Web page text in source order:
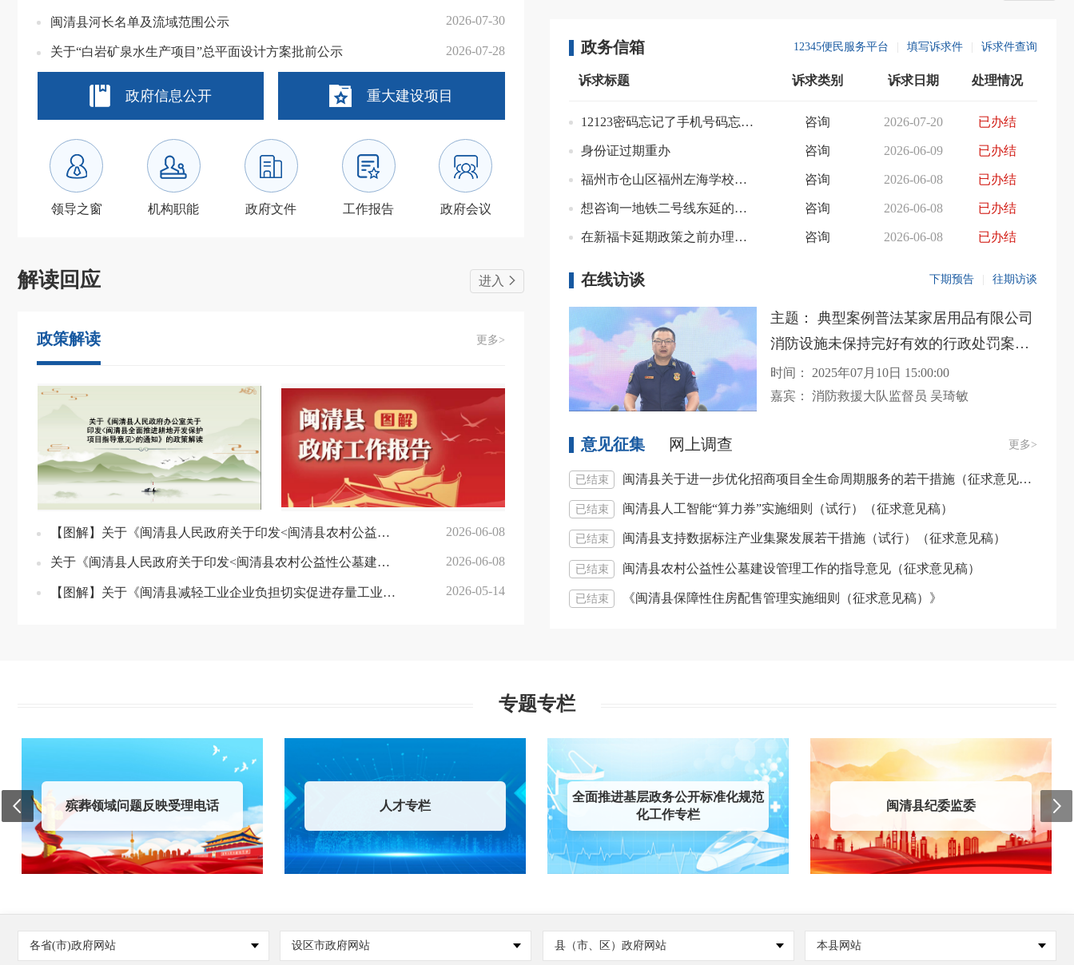
闽清县河长名单及流域范围公示 2026-07-30
关于“白岩矿泉水生产项目”总平面设计方案批前公示 2026-07-28 闽清县自然资源和规划局关于《闽清县省璜镇璜塘前片区SHJD-A-01地块详细规划动态维护(含用地选址论证专章)》的批前公示公告 2026-04-13 闽清县2026年
政府信息公开 重大建设项目
领导之窗 机构职能 政府文件 工作报告 政府会议
解读回应 进入
政策解读 更多>
【图解】关于《闽清县人民政府关于印发<闽清县农村公益性公墓建设管理工作的指导 意见>的通知》的政策解读 2026-06-08
关于《闽清县人民政府关于印发<闽清县农村公益性公墓建设管理工作的 指导意见>的通知》的政策解读 2026-06-08
【图解】关于《闽清县减轻工业企业负担切实促进存量工业用地盘活若干措施》的政策解读 2026-05-14
政务信箱 12345便民服务平台 填写诉求件 诉求件查询
诉求标题 诉求类别 诉求日期 处理情况
12123密码忘记了手机号码忘记了人在国外怎么办 咨询 2026-07-20 已办结
身份证过期重办 咨询 2026-06-09 已办结
福州市仓山区福州左海学校（金阵路校区）拆迁计划 咨询 2026-06-08 已办结
想咨询一地铁二号线东延的进展 咨询 2026-06-08 已办结
在新福卡延期政策之前办理的公交地铁年卡是否可以暂停或延... 咨询 2026-06-08 已办结
在线访谈 下期预告 往期访谈
主题： 典型案例普法某家居用品有限公司
消防设施未保持完好有效的行政处罚案
——闽清县消防救援大队的吴琦敏
时间：
2025年07月10日 15:00:00
嘉宾：
消防救援大队监督员 吴琦敏
意见征集 网上调查 更多>
已结束 闽清县关于进一步优化招商项目全生命周期服务的若干措施（征求意见稿）
已结束 闽清县人工智能“算力券”实施细则（试行）（征求意见稿）
已结束 闽清县支持数据标注产业集聚发展若干措施（试行）（征求意见稿）
已结束 闽清县农村公益性公墓建设管理工作的指导意见（征求意见稿）
已结束 《闽清县保障性住房配售管理实施细则（征求意见稿）》
专题专栏
殡葬领域问题反映受理电话 人才专栏
全面推进基层政务公开标准化规范
化工作专栏
闽清县纪委监委
各省(市)政府网站 设区市政府网站 县（市、区）政府网站 本县网站